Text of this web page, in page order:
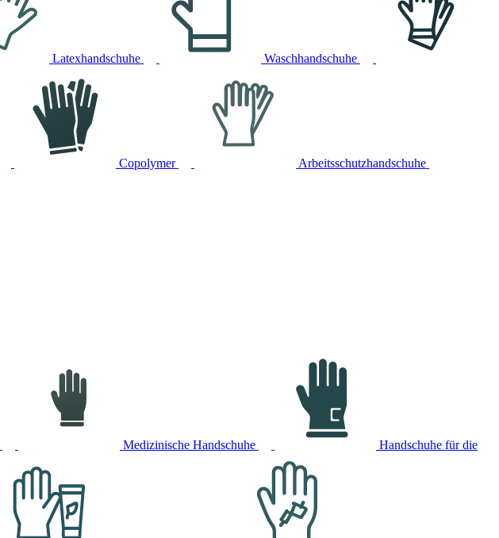
Latexhandschuhe Waschhandschuhe
Copolymer Arbeitsschutzhandschuhe
Medizinische Handschuhe Handschuhe für die